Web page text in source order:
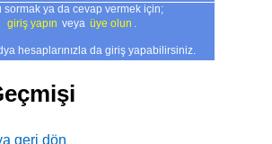
sormak ya da cevap vermek için;
giriş yapın veya üye olun
hesaplarınızla da giriş yapabilirsiniz.
geri dön